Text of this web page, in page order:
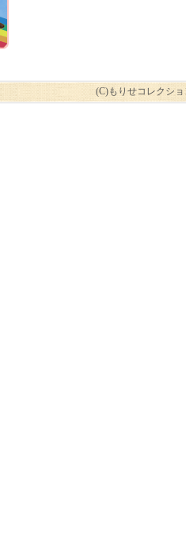
(C)もりせコレクシ